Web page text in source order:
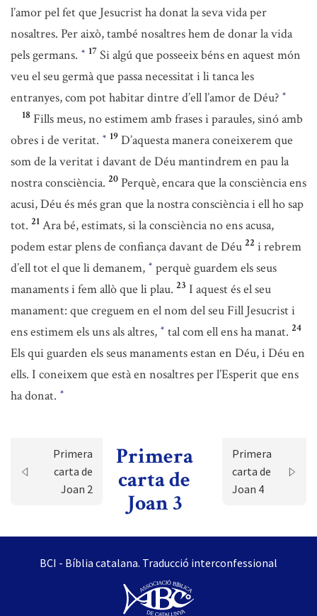
l’amor pel fet que Jesucrist ha donat la seva vida per
nosaltres. Per això, també nosaltres hem de donar la vida
pels germans. * 17 Si algú que posseeix béns en aquest món
veu el seu germà que passa necessitat i li tanca les
entranyes, com pot habitar dintre d’ell l’amor de Déu? *
18 Fills meus, no estimem amb frases i paraules, sinó amb
obres i de veritat. * 19 D’aquesta manera coneixerem que
som de la veritat i davant de Déu mantindrem en pau la
nostra consciència. 20 Perquè, encara que la consciència ens
acusi, Déu és més gran que la nostra consciència i ell ho sap
tot. 21 Ara bé, estimats, si la consciència no ens acusa,
podem estar plens de confiança davant de Déu 22 i rebrem
d’ell tot el que li demanem, * perquè guardem els seus
manaments i fem allò que li plau. 23 I aquest és el seu
manament: que creguem en el nom del seu Fill Jesucrist i
ens estimem els uns als altres, * tal com ell ens ha manat. 24
Els qui guarden els seus manaments estan en Déu, i Déu en
ells. I coneixem que està en nosaltres per l’Esperit que ens
ha donat. *
Primera
carta de
Joan 2
Primera
carta de
Joan 3
Primera
carta de
Joan 4
BCI - Bíblia catalana. Traducció interconfessional